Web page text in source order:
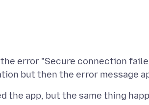
error "Secure connection